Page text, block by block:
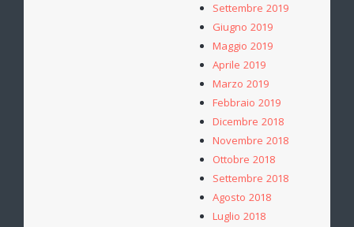
Settembre 2019
Giugno 2019
Maggio 2019
Aprile 2019
Marzo 2019
Febbraio 2019
Dicembre 2018
Novembre 2018
Ottobre 2018
Settembre 2018
Agosto 2018
Luglio 2018